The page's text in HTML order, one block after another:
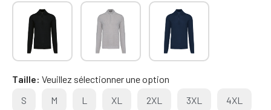
Taille Veuillez sélectionner une option
S
M L XL 2XL 3XL 4XL